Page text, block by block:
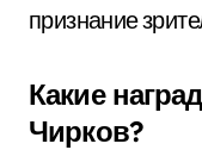
признание
Какие
Чирков?